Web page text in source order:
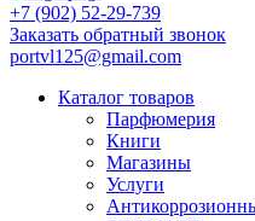
+7 (902) 52-29-739
Заказать обратный звонок
portvl125@gmail.com
Каталог товаров
Парфюмерия
Книги
Магазины
Услуги